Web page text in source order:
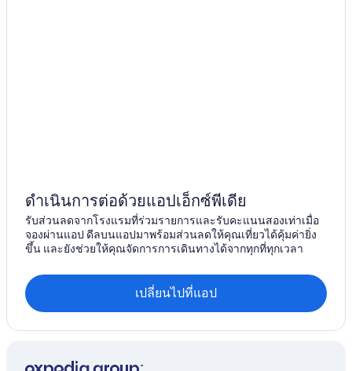
ดำเนินการต่อด้วยแอปเอ็กซ์พีเดีย
รับส่วนลดจากโรงแรมที่ร่วมรายการและรับคะแนนสองเท่าเมื่อ
จองผ่านแอป ดีลบนแอปมาพร้อมส่วนลดให้คุณเที่ยวได้คุ้มค่ายิ่ง
ขึ้น และยังช่วยให้คุณจัดการการเดินทางได้จากทุกที่ทุกเวลา
เปลี่ยนไปที่แอป